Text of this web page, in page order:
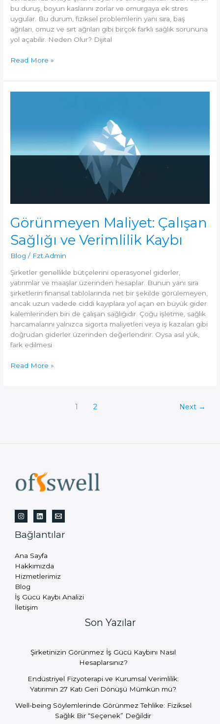
bu duruş, boyun kaslarını zorlar ve omurgaya ek stres
uygular. Bu durum, fiziksel problemlerin yanı sıra, baş
ağrıları, omuz ve sırt ağrıları gibi birçok farklı sağlık sorununa
yol açabilir. Neden Olur? Dijital
Text
Sendromu:
Dijital
Read More »
Görünmeyen Maliyet: Çalışan
Sağlığı ve Verimlilik Kaybı
Blog / Fzt.Admin
Şirketler genellikle bütçelerini operasyonel giderler,
yatırımlar ve maaşlar üzerinden hesaplar. Bunun yanı sıra
şirketlerin finansal tablolarında net bir şekilde görülemeyen,
ancak uzun vadede ciddi kayıplara yol açan en büyük gider
kalemlerinden biri de çalışan sağlığıdır. Çoğu işletme, sağlık
harcamalarını yalnızca sigorta maliyetleri veya iş kazaları gibi
doğrudan giderler üzerinden değerlendirir. Oysa asıl yük,
fark edilmesi
Görünmeyen
Read More »
1 2 Next →
Bağlantılar
Ana Sayfa
Hakkımızda
Hizmetlerimiz
Blog
İş Gücü Kaybı Analizi
İletişim
Son Yazılar
Şirketinizin Görünmez İş Gücü Kaybını Nasıl
Hesaplarsınız?
Endüstriyel Fizyoterapi ve Kurumsal Verimlilik:
Yatırımın 27 Katı Geri Dönüşü Mümkün mü?
Well-being Söylemlerinde Görünmez Tehlike: Fiziksel
Sağlık Bir “Seçenek” Değildir